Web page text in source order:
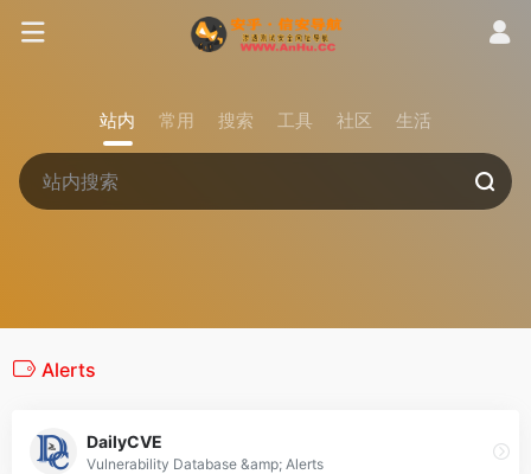
站内 常用 搜索 工具 社区 生活
Alerts
DailyCVE
Vulnerability Database &amp; Alerts